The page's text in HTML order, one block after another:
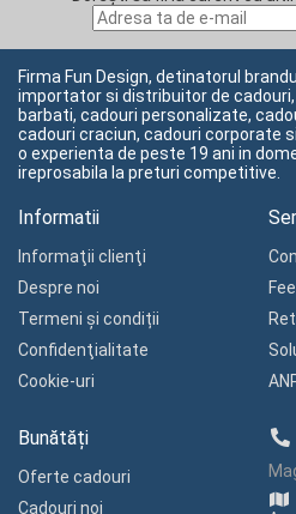
Firma Fun Design, detinatorul
importator si distribuitor de
barbati, cadouri personalizate,
cadouri craciun, cadouri corporate
o experienta de peste 19 ani in
ireprosabila la preturi competitive.
Informatii
Informaţii clienţi
Despre noi
Termeni și condiții
Confidenţialitate
Cookie-uri
Bunătăți
Oferte cadouri
Cadouri noi